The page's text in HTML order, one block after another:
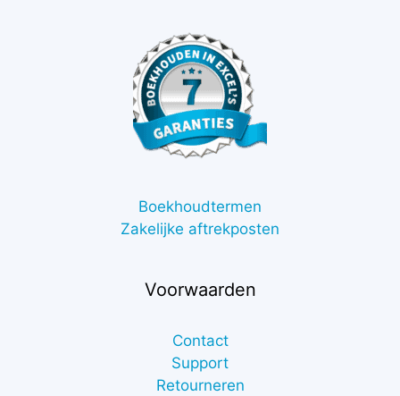
Boekhoudtermen
Zakelijke aftrekposten
Voorwaarden
Contact
Support
Retourneren